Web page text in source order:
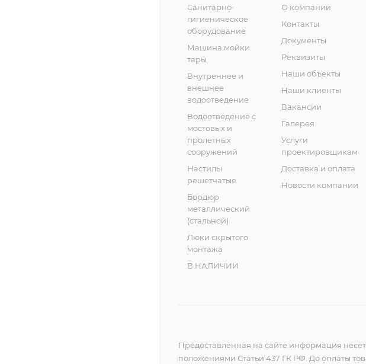
Санитарно-
гигиеническое
оборудование
Машина мойки
тары
Внутреннее и
внешнее
водоотведение
Водоотведение с
мостовых и
пролетных
сооружений
Настилы
решетчатые
Бордюр
металлический
(стальной)
Люки скрытого
монтажа
В НАЛИЧИИ
О компании
Контакты
Документы
Реквизиты
Наши объекты
Наши клиенты
Вакансии
Галерея
Услуги
проектировщикам
Доставка и оплата
Новости компании
Предоставленная на сайте информация
положениями Статьи 437 ГК РФ. До оплаты